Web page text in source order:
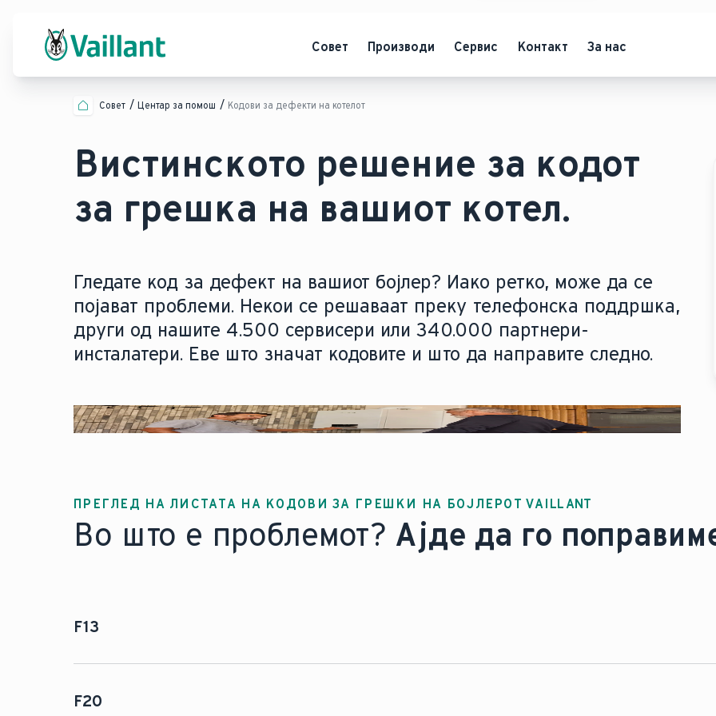
Совет Производи Сервис Контакт За нас
Совет Центар за помош Кодови за дефекти на котелот
Вистинското решение за кодот
за грешка на вашиот котел.
Гледате код за дефект на вашиот бојлер? Иако ретко, може да се
појават проблеми. Некои се решаваат преку телефонска поддршка,
други од нашите 4.500 сервисери или 340.000 партнери-
инсталатери. Еве што значат кодовите и што да направите следно.
ПРЕГЛЕД НА ЛИСТАТА НА КОДОВИ ЗА ГРЕШКИ НА БОЈЛЕРОТ VAILLANT
Во што е проблемот? Ајде да го
F13
F20